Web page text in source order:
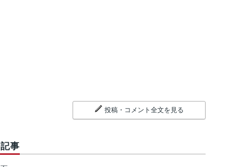
投稿・コメント全文を見る
事